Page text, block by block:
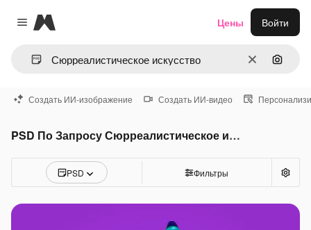
Close menu
Magnific
ОчиститьПоиск
Цены Войти
Создать ИИ-изображение Создать ИИ-видео
PSD По Запросу Сюрреалистическое искусство
PSD Фильтры